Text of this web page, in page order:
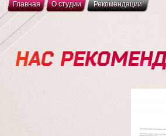
Главная О студии Рекомендации
НАС